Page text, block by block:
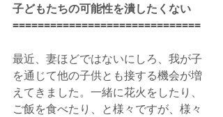
子どもたちの可能性を潰したくない
==============================
最近、妻ほどではないにしろ、我が子
を通じて他の子供とも接する機会が増
えてきました。一緒に花火をしたり、
ご飯を食べたり、と様々ですが、様々